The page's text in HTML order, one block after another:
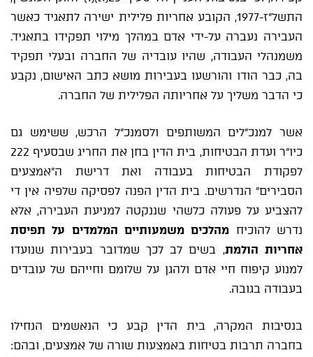
התשל"ז-1977, הקובע אחריות פלילית ישירה לתאגיד כאשר
העבירה נעברה על-ידי אדם במהלך מילוי תפקידו בתאגיד.
משמנהלי העבודה, שהיו עובדיה של החברה ובעלי תפקיד
בה, כבר הודו והורשעו בעבירות מושא כתב האישום, נקבע
כי הדבר משליך על אחריותה הפלילית של החברה.
אשר למנכ"לים המשותפים ולסמנכ"ל הרכש, ששימש גם
כיו"ר ועדת הבטיחות, בית הדין בחן את החריג שבסעיף 222
לפקודת הבטיחות בעבודה ואת דרישת ה"אמצעים
הסבירים" הנדרשים. בית הדין הפנה לפסיקה שלפיה אין די
להצביע על פעולה כלשהי שננקטה למניעת העבירה, אלא
נדרש להוכיח מהלכים משמעותיים המלמדים על תפיסת
אחריות הולמת, בשים לב לכך שמדובר בעבירות שנועדו
למנוע קיפוח חיי אדם ולהגן על שלומם וחייהם של עובדים
בעבודה בגובה.
בנסיבות המקרה, בית הדין קבע כי הנאשמים הנחילו
בחברה תרבות בטיחות באמצעות שורה של אמצעים, ובהם: